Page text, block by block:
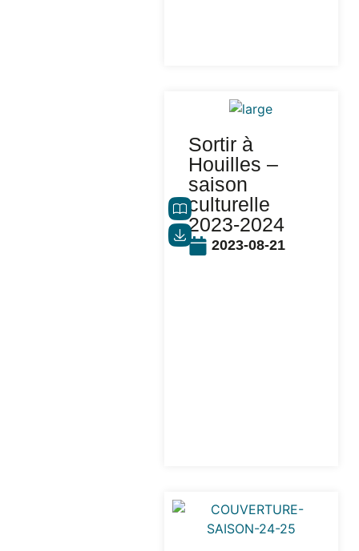
2023-08-21
Sortir à
Houilles –
saison
culturelle
2023-2024